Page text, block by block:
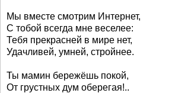
Мы вместе смотрим Интернет,
С тобой всегда мне веселее:
Тебя прекрасней в мире нет,
Удачливей, умней, стройнее.
Ты мамин бережёшь покой,
От грустных дум оберегая!..